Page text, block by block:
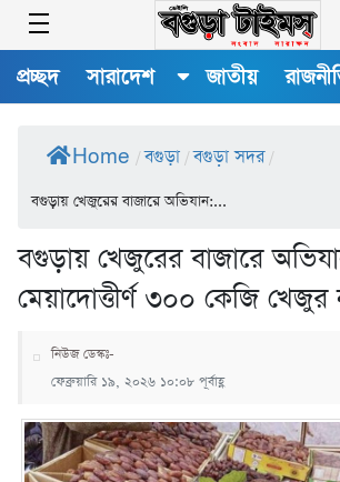
প্রচ্ছদ সারাদেশ জাতীয়
Home / বগুড়া / বগুড়া সদর /
বগুড়ায় খেজুরের বাজারে অভিযান:...
বগুড়ায় খেজুরের বাজারে
মেয়াদোত্তীর্ণ ৩০০ কেজি খেজুর
নিউজ ডেস্কঃ-
ফেব্রুয়ারি ১৯, ২০২৬ ১০:০৮ পূর্বাহ্ণ